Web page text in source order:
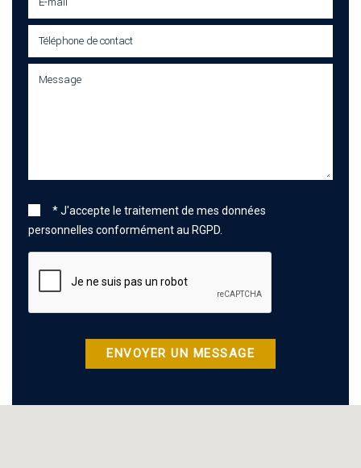
* J'accepte le traitement de mes données
personnelles conformément au RGPD.